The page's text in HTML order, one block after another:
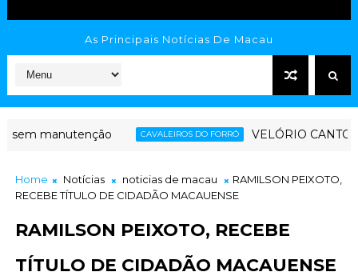
As Principais Notícias De Macau
manutenção CAVALEIROS DO FORRÓ VELÓRIO CANTOR
Home Notícias noticias de macau
RAMILSON PEIXOTO,
RECEBE TÍTULO DE CIDADÃO MACAUENSE
RAMILSON PEIXOTO, RECEBE
TÍTULO DE CIDADÃO MACAUENSE